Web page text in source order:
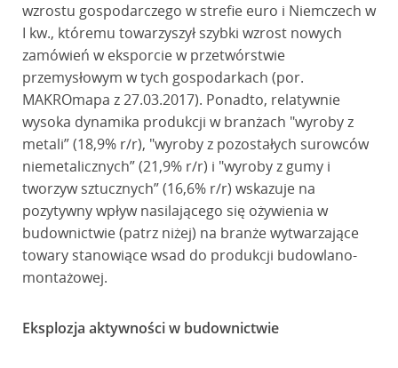
wzrostu gospodarczego w strefie euro i Niemczech w
I kw., któremu towarzyszył szybki wzrost nowych
zamówień w eksporcie w przetwórstwie
przemysłowym w tych gospodarkach (por.
MAKROmapa z 27.03.2017). Ponadto, relatywnie
wysoka dynamika produkcji w branżach "wyroby z
metali” (18,9% r/r), "wyroby z pozostałych surowców
niemetalicznych” (21,9% r/r) i "wyroby z gumy i
tworzyw sztucznych” (16,6% r/r) wskazuje na
pozytywny wpływ nasilającego się ożywienia w
budownictwie (patrz niżej) na branże wytwarzające
towary stanowiące wsad do produkcji budowlano-
montażowej.
Eksplozja aktywności w budownictwie